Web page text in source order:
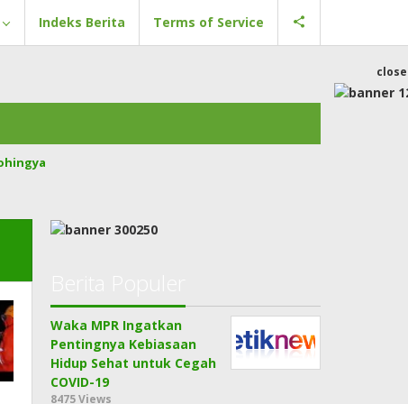
Indeks Berita Terms of Service
close
Waka MPR Ingatkan
Pentingnya Kebiasaan
Hidup Sehat untuk Cegah
COVID-19
8475 Views